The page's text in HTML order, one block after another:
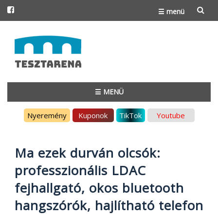
☰ menü
to
content
☰ MENÜ
Nyeremény Kuponok TikTok Youtube
Ma ezek durván olcsók:
professzionális LDAC
fejhallgató, okos bluetooth
hangszórók, hajlítható telefon